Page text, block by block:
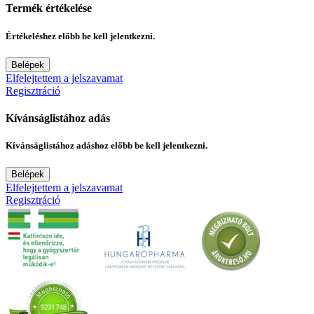
Termék értékelése
Értékeléshez előbb be kell jelentkezni.
Belépek
Elfelejtettem a jelszavamat
Regisztráció
Kívánságlistához adás
Kívánságlistához adáshoz előbb be kell jelentkezni.
Belépek
Elfelejtettem a jelszavamat
Regisztráció